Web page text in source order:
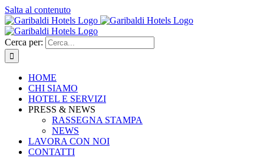
Salta al contenuto
Cerca per:
HOME
CHI SIAMO
HOTEL E SERVIZI
PRESS & NEWS
RASSEGNA STAMPA
NEWS
LAVORA CON NOI
CONTATTI